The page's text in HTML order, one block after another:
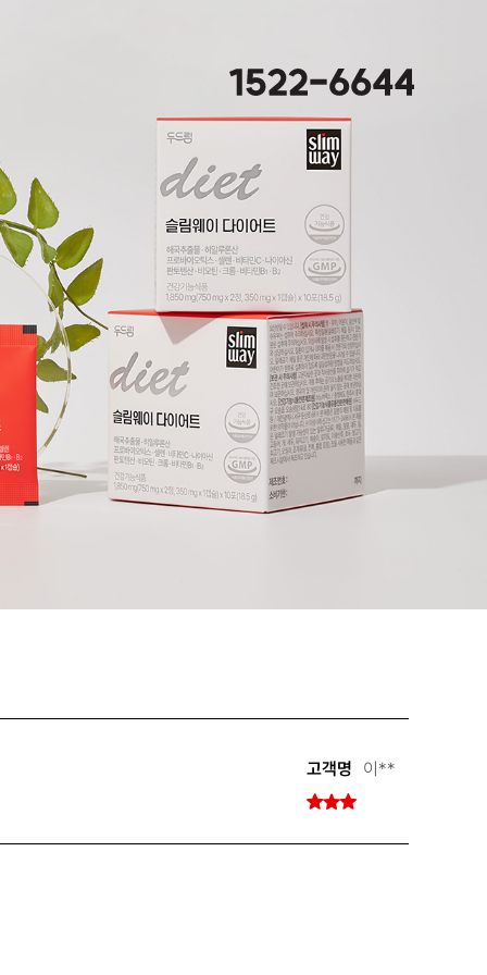
고객명 이**